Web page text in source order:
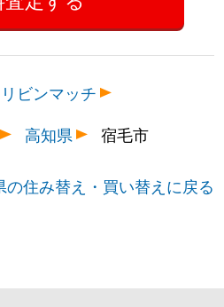
ビンマッチ
高知県 宿毛市
の住み替え・買い替えに戻る